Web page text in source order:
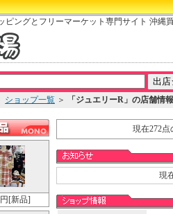
ピングとフリーマーケット専門サイト 沖縄
ショップ一覧 ＞ 「ジュエリーR」の店舗情報
円[新品]
現在272
現